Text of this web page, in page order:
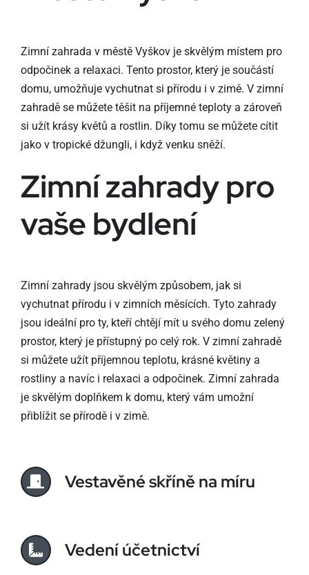
Zimní zahrada v městě Vyškov je skvělým místem pro
odpočinek a relaxaci. Tento prostor, který je součástí
domu, umožňuje vychutnat si přírodu i v zimě. V zimní
zahradě se můžete těšit na příjemné teploty a zároveň
si užít krásy květů a rostlin. Díky tomu se můžete cítit
jako v tropické džungli, i když venku sněží.
Zimní zahrady pro
vaše bydlení
Zimní zahrady jsou skvělým způsobem, jak si
vychutnat přírodu i v zimních měsících. Tyto zahrady
jsou ideální pro ty, kteří chtějí mít u svého domu zelený
prostor, který je přístupný po celý rok. V zimní zahradě
si můžete užít příjemnou teplotu, krásné květiny a
rostliny a navíc i relaxaci a odpočinek. Zimní zahrada
je skvělým doplňkem k domu, který vám umožní
přiblížit se přírodě i v zimě.
Vestavěné skříně na míru
Vedení účetnictví